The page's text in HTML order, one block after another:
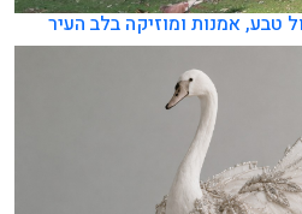
טבע, אמנות ומוזיקה בלב העיר